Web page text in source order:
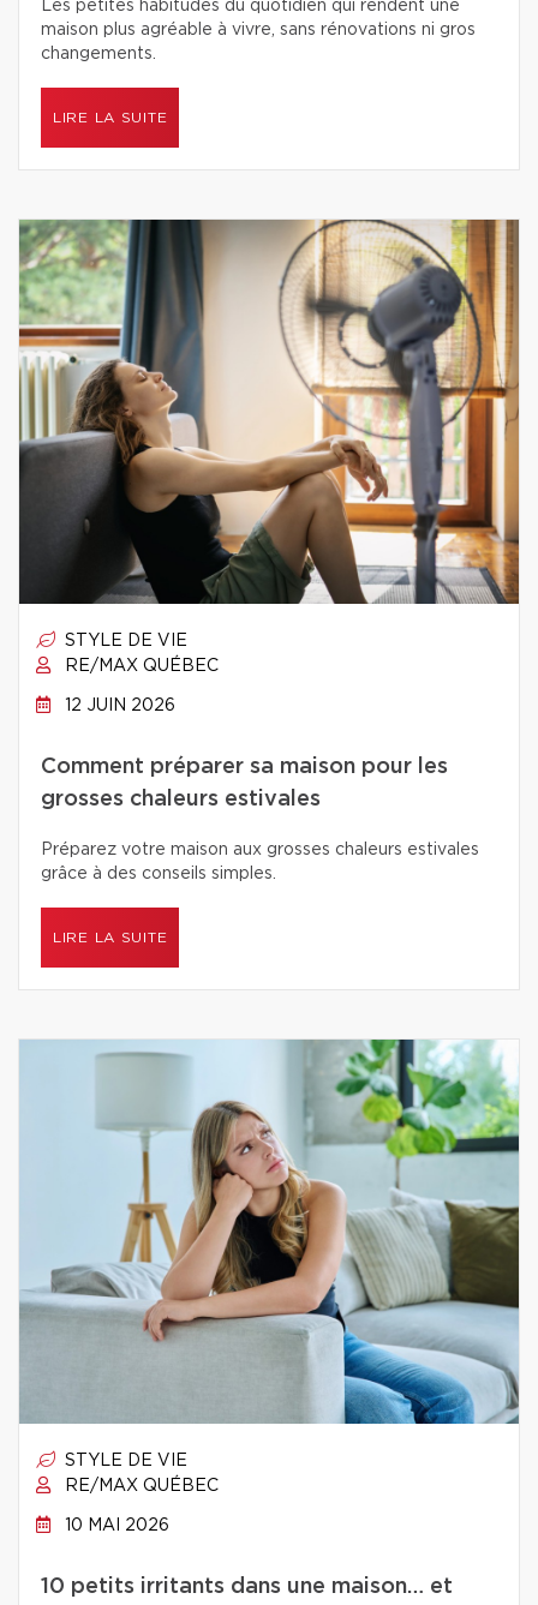
Les petites habitudes du quotidien qui rendent une
maison plus agréable à vivre, sans rénovations ni gros
changements.
LIRE LA SUITE
STYLE DE VIE
RE/MAX QUÉBEC
12 JUIN 2026
Comment préparer sa maison pour les
grosses chaleurs estivales
Préparez votre maison aux grosses chaleurs estivales
grâce à des conseils simples.
LIRE LA SUITE
STYLE DE VIE
RE/MAX QUÉBEC
10 MAI 2026
10 petits irritants dans une maison… et